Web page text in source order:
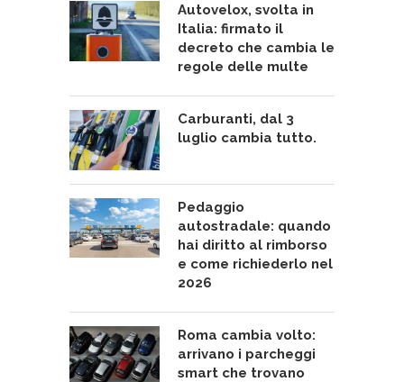
Autovelox, svolta in
Italia: firmato il
decreto che cambia le
regole delle multe
Carburanti, dal 3
luglio cambia tutto.
Pedaggio
autostradale: quando
hai diritto al rimborso
e come richiederlo nel
2026
Roma cambia volto:
arrivano i parcheggi
smart che trovano